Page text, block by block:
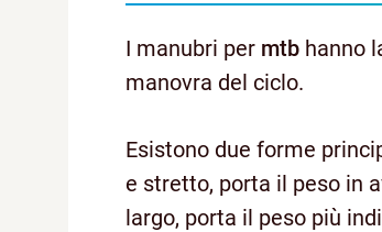
I manubri per mtb hanno
manovra del ciclo.
Esistono due forme
e stretto, porta il peso in
largo, porta il peso più